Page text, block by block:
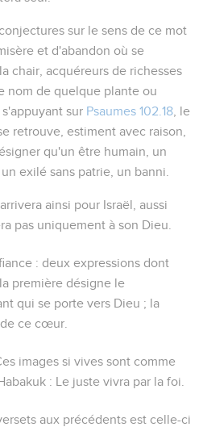
sur le sens de ce mot
et d'abandon où se
chair, acquéreurs de richesses
nom de quelque plante ou
sur Psaumes 102.18 , le
retrouve, estiment avec raison,
qu'un être humain, un
exilé sans patrie, un banni.
ainsi pour Israël, aussi
pas uniquement à son Dieu.
: deux expressions dont
première désigne le
qui se porte vers Dieu ; la
ce cœur.
images si vives sont comme
: Le juste vivra par la foi.
aux précédents est celle-ci